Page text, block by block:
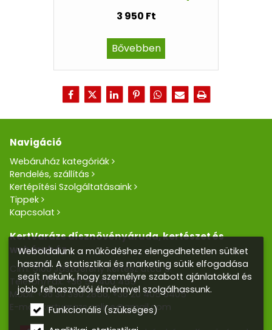
3 950 Ft
Bővebben
Navigáció
Webáruház kategóriák
Rendelés, szállítás
Kertépítési Szolgáltatásaink
Tippek
Kapcsolat
KertVarázs dísznövényáruda, kertészet és
webáruház
Cím: 5100 Jászberény Kertész utca 5.
Telefon/Fax: +36 57 400 455
Mobil:+36 30 390 2856,+36 20 405 0405
E-mail:kertvarazs.online@gmail.com
Weboldalunk a működéshez elengedhetetlen sütiket
használ. A statisztikai és marketing sütik elfogadása
segít nekünk, hogy személyre szabott ajánlatokkal és
jobb felhasználói élménnyel szolgálhassunk.
Funkcionális (szükséges)